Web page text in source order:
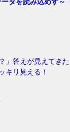
」答えが見えてきた
キリ見える！